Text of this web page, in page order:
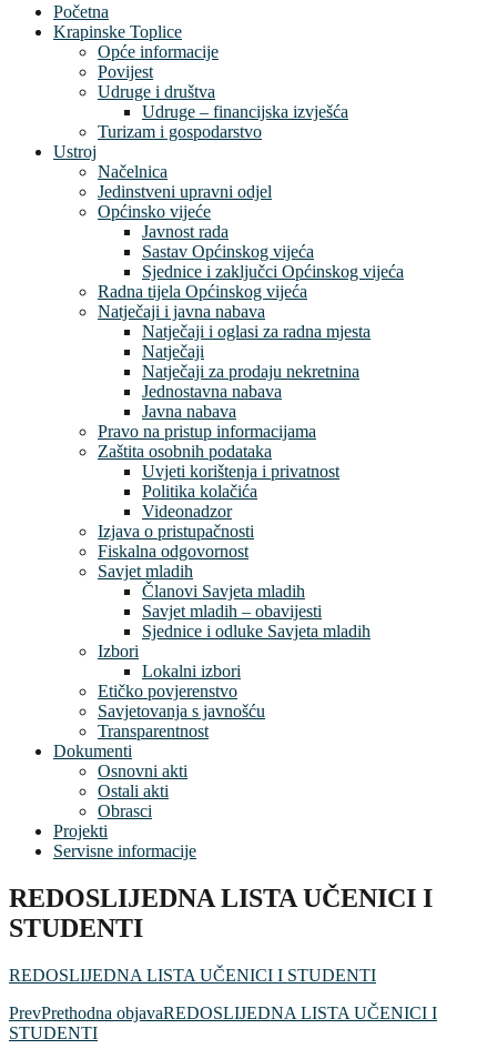
Početna
Krapinske Toplice
Opće informacije
Povijest
Udruge i društva
Udruge – financijska izvješća
Turizam i gospodarstvo
Ustroj
Načelnica
Jedinstveni upravni odjel
Općinsko vijeće
Javnost rada
Sastav Općinskog vijeća
Sjednice i zaključci Općinskog vijeća
Radna tijela Općinskog vijeća
Natječaji i javna nabava
Natječaji i oglasi za radna mjesta
Natječaji
Natječaji za prodaju nekretnina
Jednostavna nabava
Javna nabava
Pravo na pristup informacijama
Zaštita osobnih podataka
Uvjeti korištenja i privatnost
Politika kolačića
Videonadzor
Izjava o pristupačnosti
Fiskalna odgovornost
Savjet mladih
Članovi Savjeta mladih
Savjet mladih – obavijesti
Sjednice i odluke Savjeta mladih
Izbori
Lokalni izbori
Etičko povjerenstvo
Savjetovanja s javnošću
Transparentnost
Dokumenti
Osnovni akti
Ostali akti
Obrasci
Projekti
Servisne informacije
REDOSLIJEDNA LISTA UČENICI I
STUDENTI
REDOSLIJEDNA LISTA UČENICI I STUDENTI
PrevPrethodna objavaREDOSLIJEDNA LISTA UČENICI I
STUDENTI